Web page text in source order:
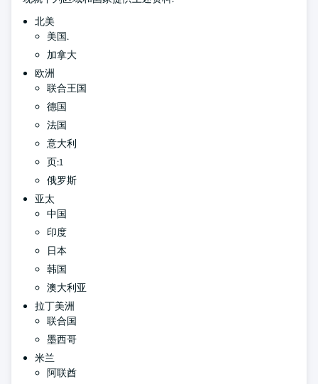
北美
美国.
加拿大
欧洲
联合王国
德国
法国
意大利
页:1
俄罗斯
亚太
中国
印度
日本
韩国
澳大利亚
拉丁美洲
联合国
墨西哥
米兰
阿联酋